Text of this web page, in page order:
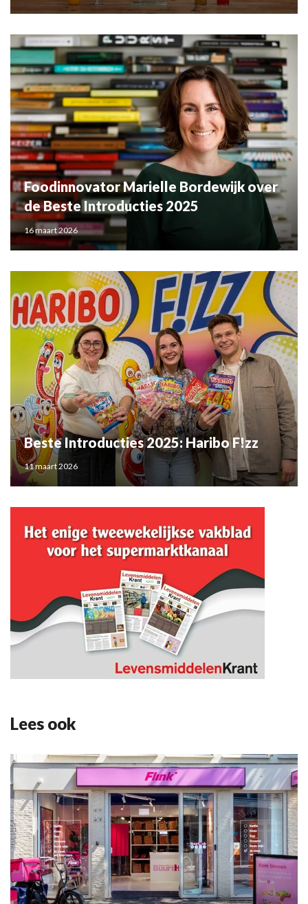
Foodinnovator Marielle Bordewijk over
de Beste Introducties 2025
16 maart 2026
Beste Introducties 2025: Haribo F!zz
11 maart 2026
Lees ook